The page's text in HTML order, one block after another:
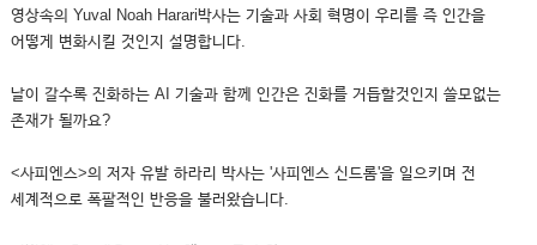
영상속의 Yuval Noah Harari박사는 기술과 사회 혁명이 우리를 즉 인간을
어떻게 변화시킬 것인지 설명합니다.
날이 갈수록 진화하는 AI 기술과 함께 인간은 진화를 거듭할것인지 쓸모없는
존재가 될까요?
<사피엔스>의 저자 유발 하라리 박사는 '사피엔스 신드롬'을 일으키며 전
세계적으로 폭팔적인 반응을 불러왔습니다.